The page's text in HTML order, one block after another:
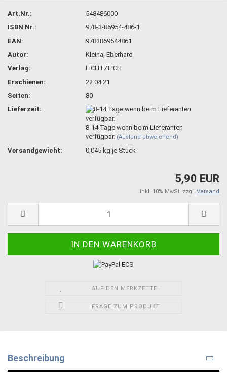
Art.Nr.:
548486000
ISBN Nr.:
978-3-86954-486-1
EAN:
9783869544861
Autor:
Kleina, Eberhard
Verlag:
LICHTZEICH
Erschienen:
22.04.21
Seiten:
80
Lieferzeit:
8-14 Tage wenn beim Lieferanten
verfügbar. (Ausland abweichend)
Versandgewicht: 0,045 kg je Stück
5,90 EUR
inkl. 10% MwSt. zzgl. Versand
AUF DEN MERKZETTEL
FRAGE ZUM PRODUKT
Beschreibung